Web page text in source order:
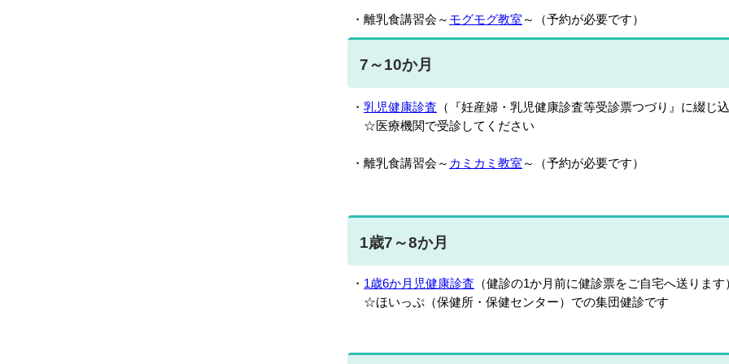
・離乳食講習会～ モグモグ教室 ～（予約が必要です）
7～10か月
・ 乳児健康診査 （『妊産婦・乳児健康診査等受診票つづり』に綴じ込
☆医療機関で受診してください
・離乳食講習会～ カミカミ教室 ～（予約が必要です）
1歳7～8か月
・ 1歳6か月児健康診査 （健診の1か月前に健診票をご自宅へ送ります
☆ほいっぷ（保健所・保健センター）での集団健診です